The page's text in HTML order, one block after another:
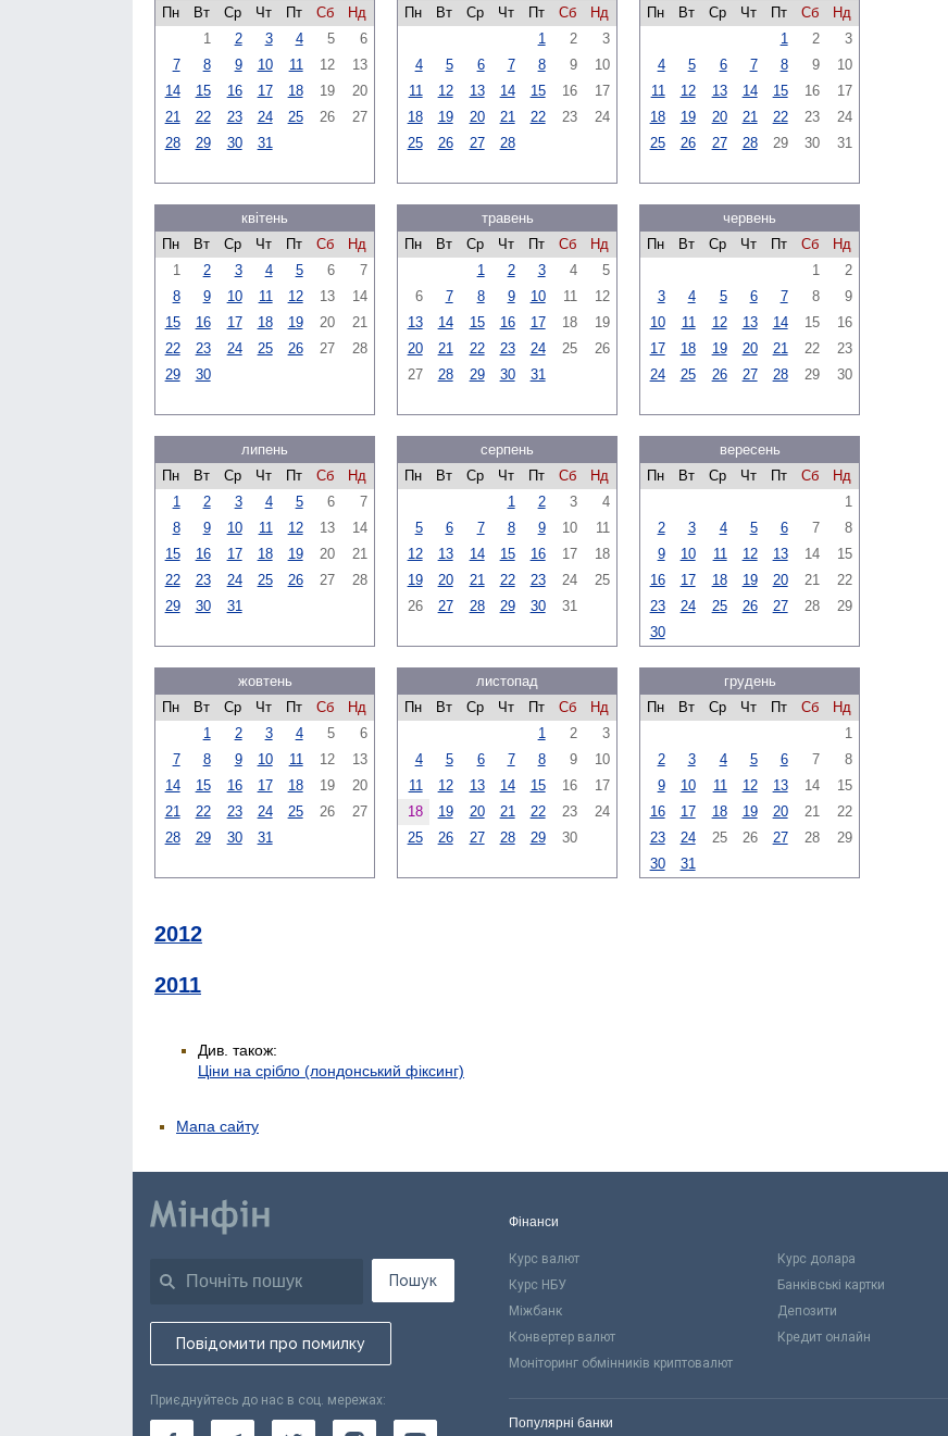
Пн
Вт Ср Чт Пт Сб
Нд
1
2 3 4 5
6
7
8 9 10 11 12
13
14
15 16 17 18 19
20
21
22 23 24 25 26
27
28
29 30 31
Пн
Вт Ср Чт Пт Сб
Нд
1
2
3
4
5 6 7 8 9
10
11
12 13 14 15 16
17
18
19 20 21 22 23
24
25
26 27 28
Пн
Вт Ср Чт Пт Сб
Нд
1
2
3
4
5 6 7 8 9
10
11
12 13 14 15 16
17
18
19 20 21 22 23
24
25
26 27 28 29 30 31
квітень
Пн
Вт Ср Чт Пт Сб
Нд
1
2 3 4 5 6
7
8
9 10 11 12 13
14
15
16 17 18 19 20
21
22
23 24 25 26 27
28
29
30
травень
Пн
Вт Ср Чт Пт Сб
Нд
1
2 3 4
5
6
7 8 9 10 11
12
13
14 15 16 17 18
19
20
21 22 23 24 25
26
27
28 29 30 31
червень
Пн
Вт Ср Чт Пт Сб
Нд
1
2
3
4 5 6 7 8
9
10
11 12 13 14 15
16
17
18 19 20 21 22
23
24
25 26 27 28 29 30
липень
Пн
Вт Ср Чт Пт Сб
Нд
1
2 3 4 5 6
7
8
9 10 11 12 13
14
15
16 17 18 19 20
21
22
23 24 25 26 27
28
29
30 31
серпень
Пн
Вт Ср Чт Пт Сб
Нд
1
2 3
4
5
6 7 8 9 10
11
12
13 14 15 16 17
18
19
20 21 22 23 24
25
26
27 28 29 30 31
вересень
Пн
Вт Ср Чт Пт Сб
Нд
1
2
3 4 5 6 7
8
9
10 11 12 13 14
15
16
17 18 19 20 21
22
23
24 25 26 27 28
29
30
жовтень
Пн
Вт Ср Чт Пт Сб
Нд
1
2 3 4 5
6
7
8 9 10 11 12
13
14
15 16 17 18 19
20
21
22 23 24 25 26
27
28
29 30 31
листопад
Пн
Вт Ср Чт Пт Сб
Нд
1
2
3
4
5 6 7 8 9
10
11
12 13 14 15 16
17
18
19 20 21 22 23
24
25
26 27 28 29 30
грудень
Пн
Вт Ср Чт Пт Сб
Нд
1
2
3 4 5 6 7
8
9
10 11 12 13 14
15
16
17 18 19 20 21
22
23
24 25 26 27 28
29
30
31
2012
2011
Див. також:
Ціни на срібло (лондонський фіксинг)
Мапа сайту
Пошук
Повідомити про помилку
Приєднуйтесь до нас в соц. мережах:
Фінанси
Курс валют Курс долара
Курс НБУ
Банківські картки
Міжбанк
Депозити
Конвертер валют
Кредит онлайн
Моніторинг обмінників криптовалют
Популярні банки